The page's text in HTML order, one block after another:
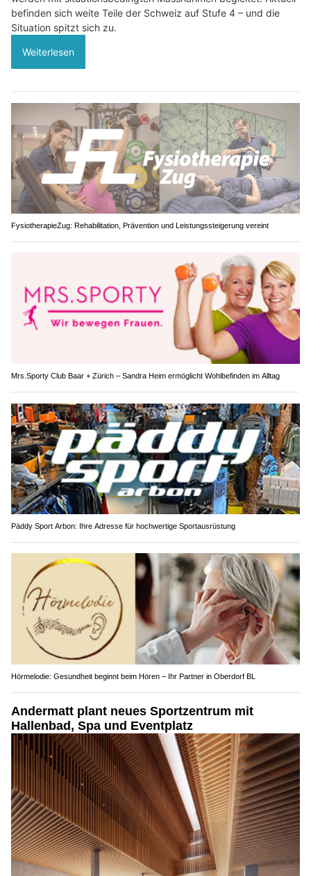
befinden sich weite Teile der Schweiz auf Stufe 4 – und die
Situation spitzt sich zu.
Weiterlesen
FysiotherapieZug: Rehabilitation, Prävention und Leistungssteigerung vereint
Mrs.Sporty Club Baar + Zürich – Sandra Heim ermöglicht Wohlbefinden im Alltag
Päddy Sport Arbon: Ihre Adresse für hochwertige Sportausrüstung
Hörmelodie: Gesundheit beginnt beim Hören – Ihr Partner in Oberdorf BL
Andermatt plant neues Sportzentrum mit
Hallenbad, Spa und Eventplatz